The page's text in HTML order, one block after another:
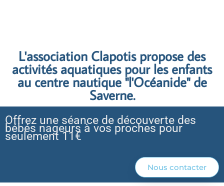
L'association Clapotis propose des
activités aquatiques pour les enfants
au centre nautique "l'Océanide" de
Saverne.
Offrez une séance de découverte des
bébés nageurs à vos proches pour
seulement 11€
Nous contacter